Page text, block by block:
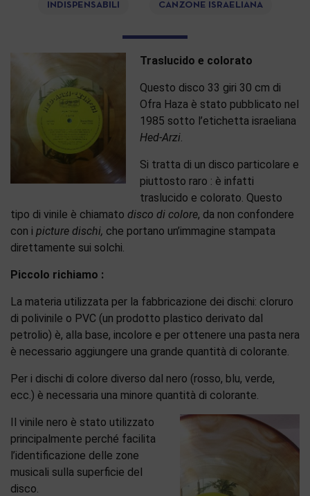
INDISPENSABILI CANZONE ISRAELIANA
Traslucido e colorato
Questo disco 33 giri 30 cm di
Ofra Haza è stato pubblicato nel
1985 sotto l’etichetta israeliana
Hed-Arzi.
Si tratta di un disco particolare e
piuttosto raro : è infatti
traslucido e colorato. Questo
tipo di vinile è chiamato disco di colore, da non confondere
con i picture dischi, che portano un’immagine stampata
direttamente sui solchi.
Piccolo richiamo :
La materia utilizzata per la fabbricazione dei dischi: cloruro
di polivinile o PVC (un prodotto plastico derivato dal
petrolio) è, alla base, incolore e per ottenere una pasta nera
è necessario aggiungere una grande quantità di colorante.
Per i dischi di colore diverso dal nero (rosso, blu, verde,
ecc.) è necessaria una minore quantità di colorante.
Il vinile nero è stato utilizzato
principalmente perché facilita
l’identificazione delle zone
musicali sulla superficie del
disco.